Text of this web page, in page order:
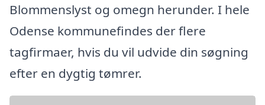
Blommenslyst og omegn herunder. I hele
Odense kommunefindes der flere
tagfirmaer, hvis du vil udvide din søgning
efter en dygtig tømrer.